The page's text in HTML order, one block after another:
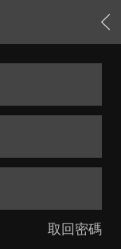
取回密碼